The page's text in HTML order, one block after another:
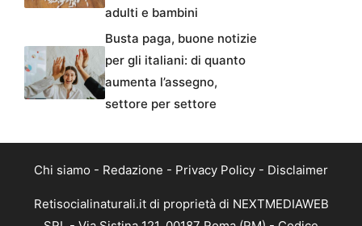
adulti e bambini
Busta paga, buone notizie
per gli italiani: di quanto
aumenta l’assegno,
settore per settore
Chi siamo - Redazione - Privacy Policy - Disclaimer
Retisocialinaturali.it di proprietà di NEXTMEDIAWEB